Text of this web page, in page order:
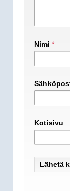
Nimi *
Kotisivu